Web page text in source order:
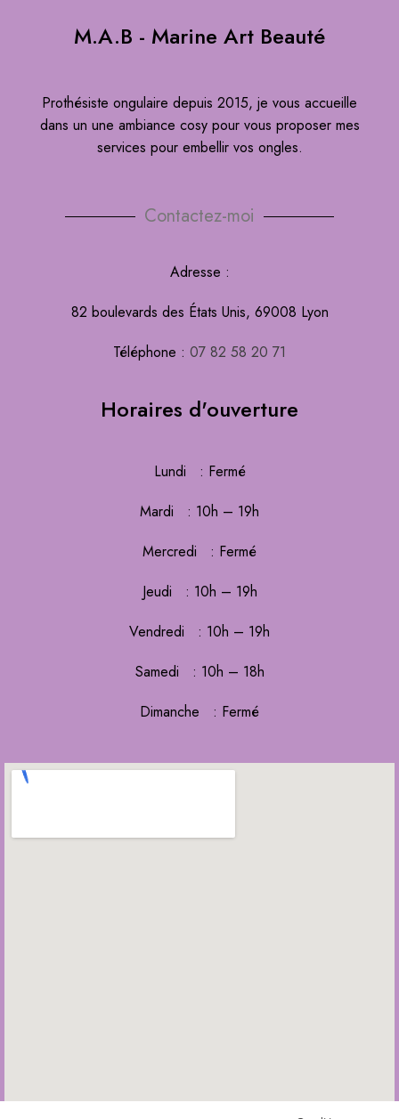
M.A.B - Marine Art Beauté
Prothésiste ongulaire depuis 2015, je vous accueille
dans un une ambiance cosy pour vous proposer mes
services pour embellir vos ongles.
Contactez-moi
Adresse :
82 boulevards des États Unis, 69008 Lyon
Téléphone : 07 82 58 20 71
Horaires d'ouverture
Lundi : Fermé
Mardi : 10h – 19h
Mercredi : Fermé
Jeudi : 10h – 19h
Vendredi : 10h – 19h
Samedi : 10h – 18h
Dimanche : Fermé